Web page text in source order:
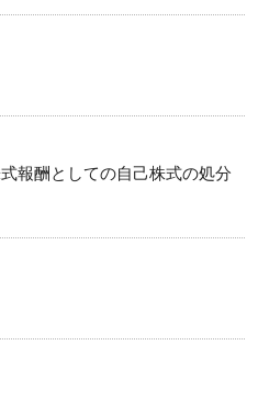
報酬としての自己株式の処分